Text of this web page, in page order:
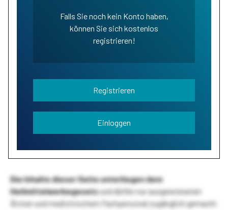
Falls Sie noch kein Konto haben,
können Sie sich kostenlos
registrieren!
Registrieren
Einloggen
Die Inhalte dieser Seite unterliegen dem
Heilmittelwerbegesetzund dürfen nur ausgewiesenen
Ärzten und medizinischem Fachpersonal zugänglich gemacht